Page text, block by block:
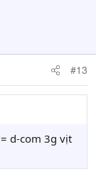
#13
d-com 3g vịt